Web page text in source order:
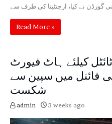
Read More »
2026ء کے ٹائٹل کیلئے ہاٹ فیورٹ
فائنل میں سپین سے
شکست
admin 3 weeks ago